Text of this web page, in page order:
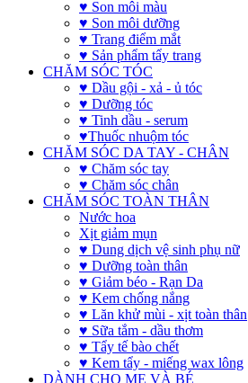
♥ Son môi màu
♥ Son môi dưỡng
♥ Trang điểm mắt
♥ Sản phẩm tẩy trang
CHĂM SÓC TÓC
♥ Dầu gội - xả - ủ tóc
♥ Dưỡng tóc
♥ Tinh dầu - serum
♥Thuốc nhuộm tóc
CHĂM SÓC DA TAY - CHÂN
♥ Chăm sóc tay
♥ Chăm sóc chân
CHĂM SÓC TOÀN THÂN
Nước hoa
Xịt giảm mụn
♥ Dung dịch vệ sinh phụ nữ
♥ Dưỡng toàn thân
♥ Giảm béo - Rạn Da
♥ Kem chống nắng
♥ Lăn khử mùi - xịt toàn thân
♥ Sữa tắm - dầu thơm
♥ Tẩy tế bào chết
♥ Kem tẩy - miếng wax lông
DÀNH CHO MẸ VÀ BÉ